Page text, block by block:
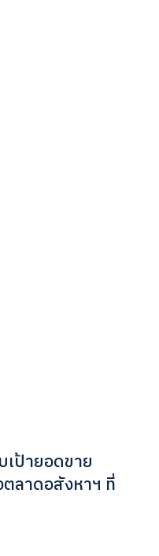
ป้ายอดขาย
ลาดอสังหาฯ ที่